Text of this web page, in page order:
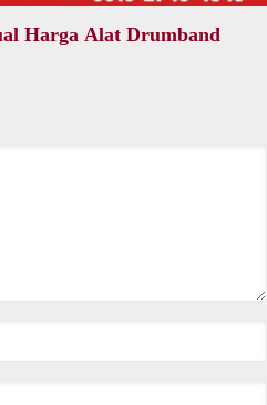
Harga Alat Drumband